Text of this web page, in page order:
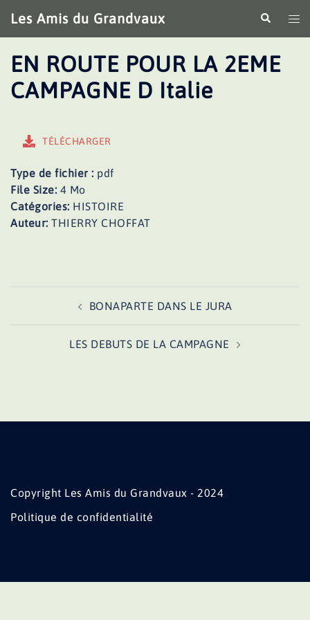
au
contenu
Les Amis du Grandvaux
le
EN ROUTE POUR LA 2EME
CAMPAGNE D Italie
TÉLÉCHARGER
Type de fichier : pdf
File Size: 4 Mo
Catégories: HISTOIRE
Auteur: THIERRY CHOFFAT
BONAPARTE DANS LE JURA
LES DEBUTS DE LA CAMPAGNE
Copyright Les Amis du Grandvaux - 2024
Politique de confidentialité